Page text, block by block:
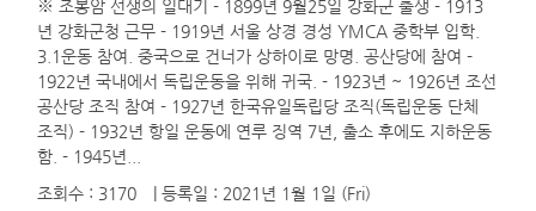
※ 조봉암 선생의 일대기 - 1899년 9월25일 강화군 출생 - 1913
년 강화군청 근무 - 1919년 서울 상경 경성 YMCA 중학부 입학.
3.1운동 참여. 중국으로 건너가 상하이로 망명. 공산당에 참여 -
1922년 국내에서 독립운동을 위해 귀국. - 1923년 ~ 1926년 조선
공산당 조직 참여 - 1927년 한국유일독립당 조직(독립운동 단체
조직) - 1932년 항일 운동에 연루 징역 7년, 출소 후에도 지하운동
함. - 1945년...
조회수 : 3170
| 등록일 : 2021년 1월 1일 (Fri)